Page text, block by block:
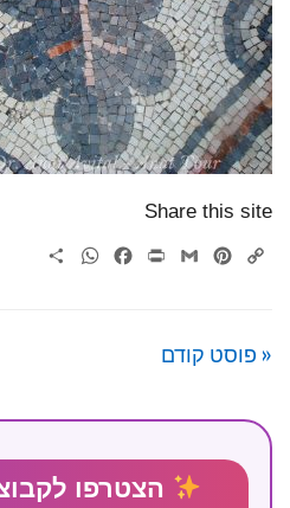
Share this site
Copy
Pinterest
Gmail
Print
Facebook
« פוסט קודם
הצטרפו